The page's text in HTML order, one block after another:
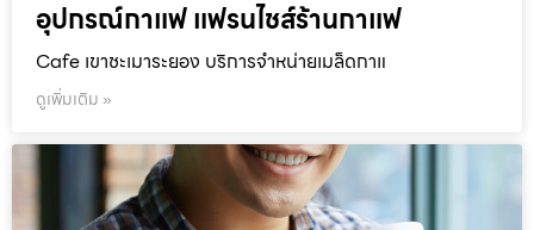
อุปกรณ์กาแฟ แฟรนไชส์ร้านกาแฟ
Cafe เขาชะเมาระยอง บริการจำหน่ายเมล็ดกาแ
ดูเพิ่มเติม »